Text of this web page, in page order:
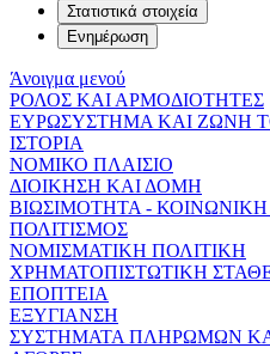
Στατιστικά στοιχεία
Ενημέρωση
Άνοιγμα μενού
ΡΟΛΟΣ ΚΑΙ ΑΡΜΟΔΙΟΤΗΤΕΣ
ΕΥΡΩΣΥΣΤΗΜΑ ΚΑΙ ΖΩΝΗ
ΙΣΤΟΡΙΑ
ΝΟΜΙΚΟ ΠΛΑΙΣΙΟ
ΔΙΟΙΚΗΣΗ ΚΑΙ ΔΟΜΗ
ΒΙΩΣΙΜΟΤΗΤΑ -
ΠΟΛΙΤΙΣΜΟΣ
ΝΟΜΙΣΜΑΤΙΚΗ ΠΟΛΙΤΙΚΗ
ΧΡΗΜΑΤΟΠΙΣΤΩΤΙΚΗ
ΕΠΟΠΤΕΙΑ
ΕΞΥΓΙΑΝΣΗ
ΣΥΣΤΗΜΑΤΑ ΠΛΗΡΩΜΩΝ